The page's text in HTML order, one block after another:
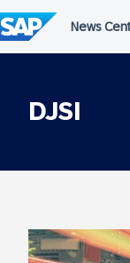
au
contenu
DJSI